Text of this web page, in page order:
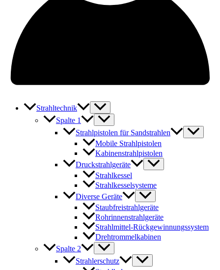
Strahltechnik
Spalte 1
Strahlpistolen für Sandstrahlen
Mobile Strahlpistolen
Kabinenstrahlpistolen
Druckstrahlgeräte
Strahlkessel
Strahlkesselsysteme
Diverse Geräte
Staubfreistrahlgeräte
Rohrinnenstrahlgeräte
Strahlmittel-Rückgewinnungssystem
Drehtrommelkabinen
Spalte 2
Strahlerschutz